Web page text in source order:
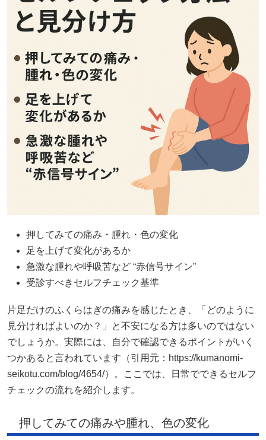
押してみての痛み・腫れ・色の変化
足を上げて変化があるか
急激な腫れや呼吸苦など “赤信号サイン”
受診すべきセルフチェック基準
片足だけのふくらはぎの痛みを感じたとき、「どのように
見分ければよいのか？」と不安になる方は多いのではない
でしょうか。実際には、自分で確認できるポイントがいく
つかあると言われています（引用元：https://kumanomi-
seikotu.com/blog/4654/）。ここでは、日常でできるセルフ
チェックの流れを紹介します。
押してみての痛みや腫れ、色の変化